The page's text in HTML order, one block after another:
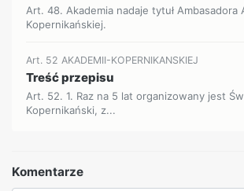
Art. 48. Akademia nadaje tytuł Ambasadora
Kopernikańskiej.
Art. 52 AKADEMII-KOPERNIKANSKIEJ
Treść przepisu
Art. 52. 1. Raz na 5 lat organizowany jest
Kopernikański, z...
Komentarze